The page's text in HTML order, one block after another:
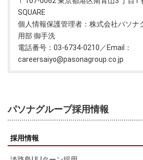
SQUARE
個人情報保護管理者：株式会社パソナ
用部 御手洗
電話番号：03-6734-0210／Email：
careersaiyo@pasonagroup.co.jp
パソナグループ採用情報
採用情報